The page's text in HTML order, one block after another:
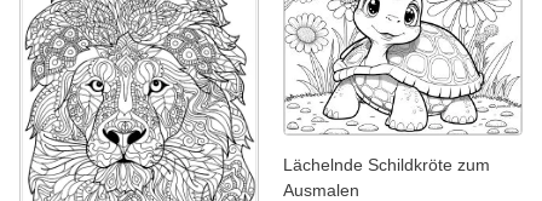
Lächelnde Schildkröte zum
Ausmalen